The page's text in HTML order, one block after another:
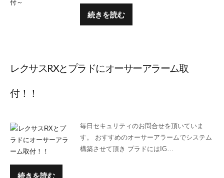
続きを読む
レクサスRXとプラドにオーサーアラーム取
付！！
毎日セキュリティのお問合せを頂いていま
す。 おすすめのオーサーアラームでシステム
構築させて頂き プラドにはIG…
続きを読む